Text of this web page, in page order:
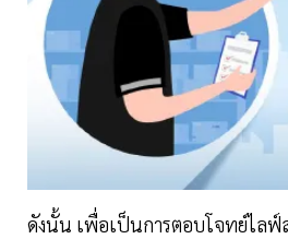
ดังนั้น เพื่อเป็นการตอบโจทย์ไล